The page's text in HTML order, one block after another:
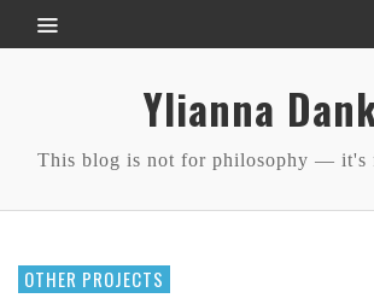
Ylianna
This blog is not for philosophy — it's
OTHER PROJECTS